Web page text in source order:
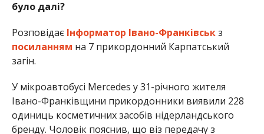
було далі?
Розповідає Інформатор Івано-Франківськз
посиланням на 7 прикордонний Карпатський
загін.
У мікроавтобусі Mercedes у 31-річного жителя
Івано-Франківщини прикордонники виявили 228
одиниць косметичних засобів нідерландського
бренду. Чоловік пояснив, що віз передачу з